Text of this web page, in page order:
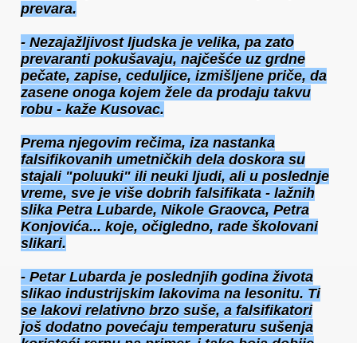
prevara.
- Nezajažljivost ljudska je velika, pa zato
prevaranti pokušavaju, najčešće uz grdne
pečate, zapise, ceduljice, izmišljene priče, da
zasene onoga kojem žele da prodaju takvu
robu - kaže Kusovac.
Prema njegovim rečima, iza nastanka
falsifikovanih umetničkih dela doskora su
stajali "poluuki" ili neuki ljudi, ali u poslednje
vreme, sve je više dobrih falsifikata - lažnih
slika Petra Lubarde, Nikole Graovca, Petra
Konjovića... koje, očigledno, rade školovani
slikari.
- Petar Lubarda je poslednjih godina života
slikao industrijskim lakovima na lesonitu. Ti
se lakovi relativno brzo suše, a falsifikatori
još dodatno povećaju temperaturu sušenja